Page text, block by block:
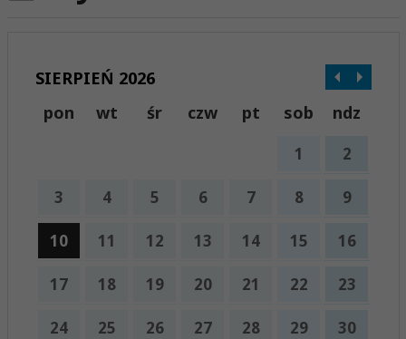
SIERPIEŃ 2026
pon
wt śr czw pt sob ndz
1 2
3 4 5 6 7 8 9
10 11 12 13 14 15 16
17 18 19 20 21 22 23
24 25 26 27 28 29 30